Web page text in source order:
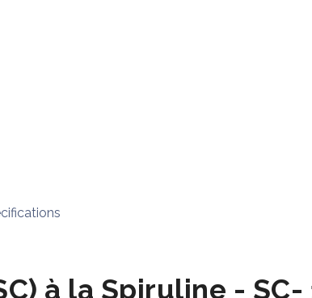
à la Spiruline - SC-